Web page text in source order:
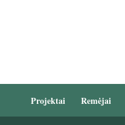
Projektai Remėjai